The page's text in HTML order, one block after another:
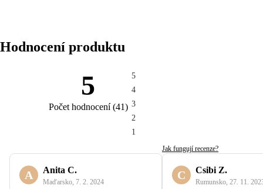
Hodnocení produktu
5
Počet hodnocení(41)
5
4
3
2
1
Jak fungují recenze?
A Anita C.
Maďarsko 7. 2. 2024
C Csibi Z.
Rumunsko 27. 11.